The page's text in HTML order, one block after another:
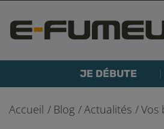
JE DÉBUTE
Accueil Blog Actualités Vos